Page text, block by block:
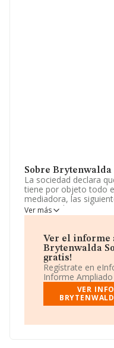
Sobre
La sociedad declara
tiene por objeto todo
mediadora, las
servicios de estudio y
tratamiento
entrada para
Limitada. Su CNAE
'Edición de
importación y/o
La compañía
B39802889, tiene su
Calle Vargas núm. 45
Ver más
Ver el informe
Brytenwalda
gratis!
Regístrate en
Informe
VER